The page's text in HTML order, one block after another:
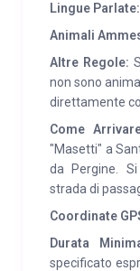
lavatrice,
anche con
Lingue Parlate:
Animali
Altre Regole:
non sono
direttamente
Come
"Masetti" a
da Pergine.
strada di
Coordinate
Durata
specificato